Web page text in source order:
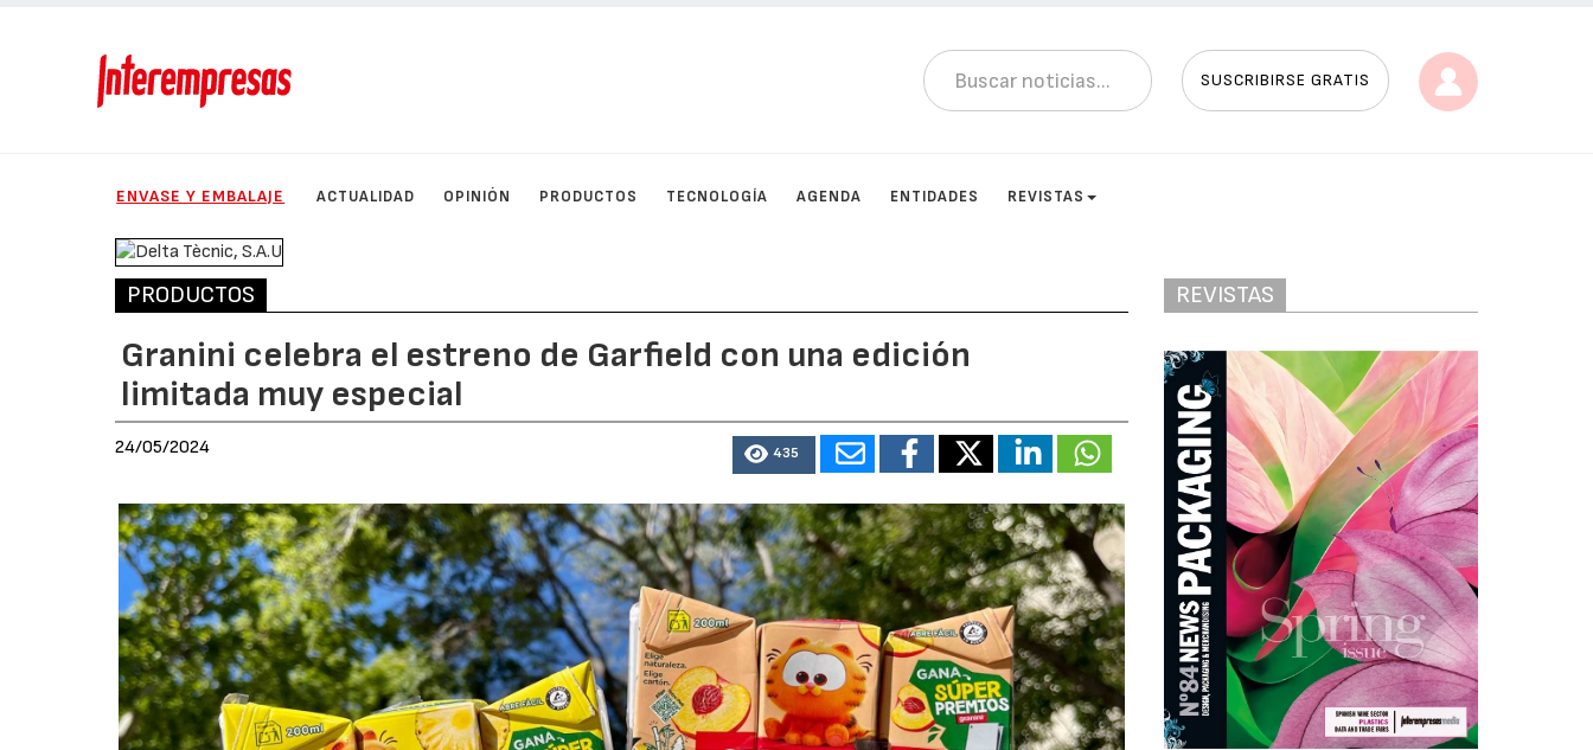
SUSCRIBIRSE GRATIS
ENVASE Y EMBALAJE ACTUALIDAD OPINIÓN PRODUCTOS TECNOLOGÍA AGENDA ENTIDADES REVISTAS
PRODUCTOS
Granini celebra el estreno de Garfield con una edición
limitada muy especial
24/05/2024 435
REVISTAS